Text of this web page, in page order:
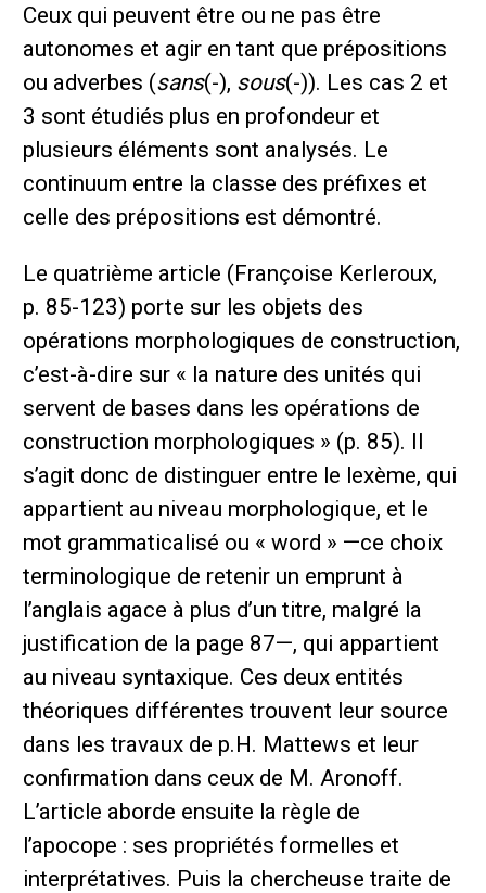
Ceux qui peuvent être ou ne pas être
autonomes et agir en tant que prépositions
ou adverbes (sans(-), sous(-)). Les cas 2 et
3 sont étudiés plus en profondeur et
plusieurs éléments sont analysés. Le
continuum entre la classe des préfixes et
celle des prépositions est démontré.
Le quatrième article (Françoise Kerleroux,
p. 85-123) porte sur les objets des
opérations morphologiques de construction,
c’est-à-dire sur « la nature des unités qui
servent de bases dans les opérations de
construction morphologiques » (p. 85). Il
s’agit donc de distinguer entre le lexème, qui
appartient au niveau morphologique, et le
mot grammaticalisé ou « word » —ce choix
terminologique de retenir un emprunt à
l’anglais agace à plus d’un titre, malgré la
justification de la page 87—, qui appartient
au niveau syntaxique. Ces deux entités
théoriques différentes trouvent leur source
dans les travaux de p.H. Mattews et leur
confirmation dans ceux de M. Aronoff.
L’article aborde ensuite la règle de
l’apocope : ses propriétés formelles et
interprétatives. Puis la chercheuse traite de